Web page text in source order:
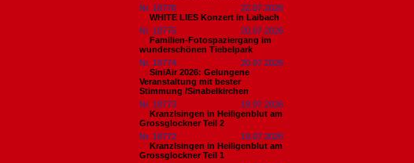
Nr. 18776
22.07.2026
WHITE LIES Konzert in Laibach
Nr. 18775
20.07.2026
Familien-Fotospaziergang im
wunderschönen Tiebelpark
Nr. 18774
20.07.2026
SiniAir 2026: Gelungene
Veranstaltung mit bester
Stimmung /Sinabelkirchen
Nr. 18773
19.07.2026
Kranzlsingen in Heiligenblut am
Grossglockner Teil 2
Nr. 18772
19.07.2026
Kranzlsingen in Heiligenblut am
Grossglockner Teil 1